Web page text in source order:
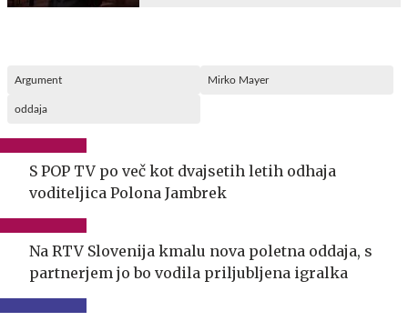
Argument Mirko Mayer
oddaja
S POP TV po več kot dvajsetih letih odhaja
voditeljica Polona Jambrek
Na RTV Slovenija kmalu nova poletna oddaja, s
partnerjem jo bo vodila priljubljena igralka